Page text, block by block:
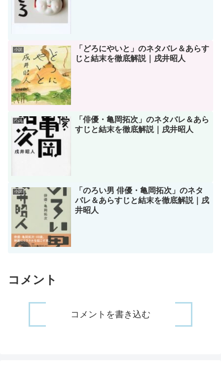
小説
「どろにやいと」のネタバレ＆あらす
じと結末を徹底解説｜戌井昭人
小説
「俳優・亀岡拓次」のネタバレ＆あら
すじと結末を徹底解説｜戌井昭人
小説
「のろい男 俳優・亀岡拓次」のネタ
バレ＆あらすじと結末を徹底解説｜戌
井昭人
コメント
コメントを書き込む